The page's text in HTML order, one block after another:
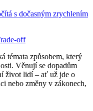
s dočasným zrychlením
off
témata způsobem, který
Věnují se dopadům
život lidí – ať už jde o
nebo změny v zákonech,